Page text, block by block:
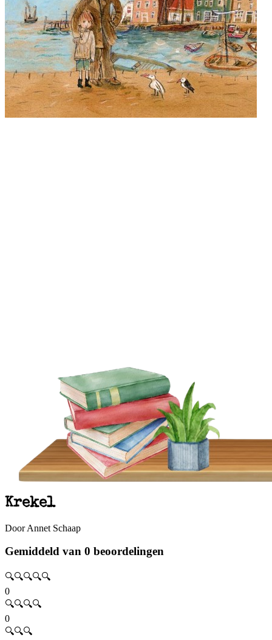
Krekel
Door Annet Schaap
Gemiddeld van 0 beoordelingen
🔍🔍🔍🔍🔍
0
🔍🔍🔍🔍
0
🔍🔍🔍